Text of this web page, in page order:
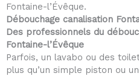
Fontaine-l’Évêque.
Débouchage canalisation
Des professionnels du
Fontaine-l’Évêque
Parfois, un lavabo ou des
plus qu’un simple piston ou